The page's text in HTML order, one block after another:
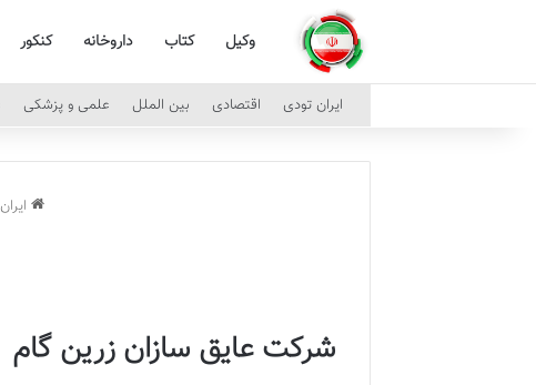
وکیل کتاب داروخانه کنکور
ایران تودی اقتصادی بین الملل علمی و پزشکی
شرکت عایق سازان زرین گام